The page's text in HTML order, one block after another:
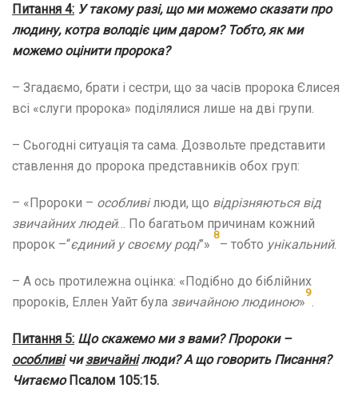
Питання 4: У такому разі, що ми можемо сказати про
людину, котра володіє цим даром? Тобто, як ми
можемо оцінити пророка?
– Згадаємо, брати і сестри, що за часів пророка Єлисея
всі «слуги пророка» поділялися лише на дві групи.
– Сьогодні ситуація та сама. Дозвольте представити
ставлення до пророка представників обох груп:
– «Пророки – особливілюди, що відрізняються від
звичайних людей… По багатьом причинам кожний
пророк –“єдиний у своєму роді”»
8
– тобто унікальний.
– А ось протилежна оцінка: «Подібно до біблійних
пророків, Еллен Уайт була звичайною людиною»
9
.
Питання 5: Що скажемо ми з вами? Пророки –
особливічизвичайнілюди? А що говорить Писання?
Читаємо Псалом 105:15.